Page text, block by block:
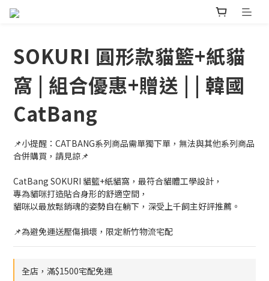
SOKURI 圓形款貓籃+紙貓
窩 | 組合優惠+贈送 | | 韓國
CatBang
📌小提醒：CATBANG系列商品需單獨下單，無法與其他系列商品
合併購買，請見諒📌
CatBang SOKURI 貓籃+紙貓窩，最符合貓體工學設計，
專為貓咪打造貼合身形的舒適空間，
貓咪以最放鬆銷魂的姿勢自在躺下，深受上千飼主好評推薦。
📌為避免運送壓傷損壞，限定新竹物流宅配
全店，滿$1500宅配免運